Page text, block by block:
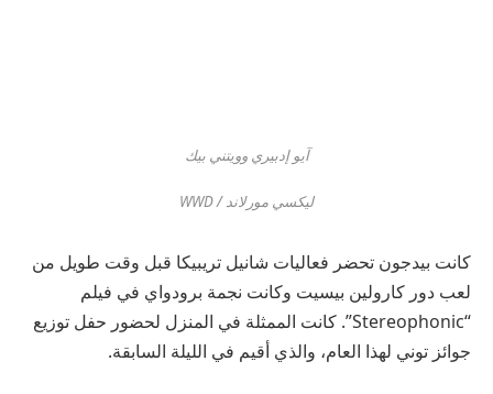
آيو إدبيري وويتني بيك
ليكسي مورلاند / WWD
كانت بيدجون تحضر فعاليات شانيل تريبيكا قبل وقت طويل من
لعب دور كارولين بيسيت وكانت نجمة برودواي في فيلم
“Stereophonic”. كانت الممثلة في المنزل لحضور حفل توزيع
جوائز توني لهذا العام، والذي أقيم في الليلة السابقة.